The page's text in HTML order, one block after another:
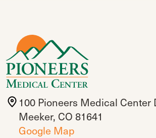
100 Pioneers Medical Center
Meeker, CO 81641
Google Map